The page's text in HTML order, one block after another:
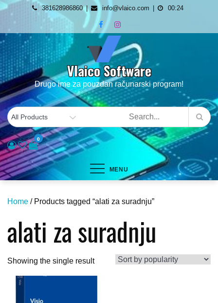
Skip
content
381628986860 info@vlaico.com 00:24
Vlaico Software
Drugo ime za pouzdan računarski program!
0
MENU
Home / Products tagged “alati za suradnju”
alati za suradnju
Showing the single result